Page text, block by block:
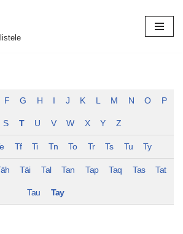
F G H J K L M N O P
S T U V W X Y Z
Tf Ti Tn To Tr Ts Tu Ty
Täi Tal Tan Tap Taq Tas Tat
Tau Tay